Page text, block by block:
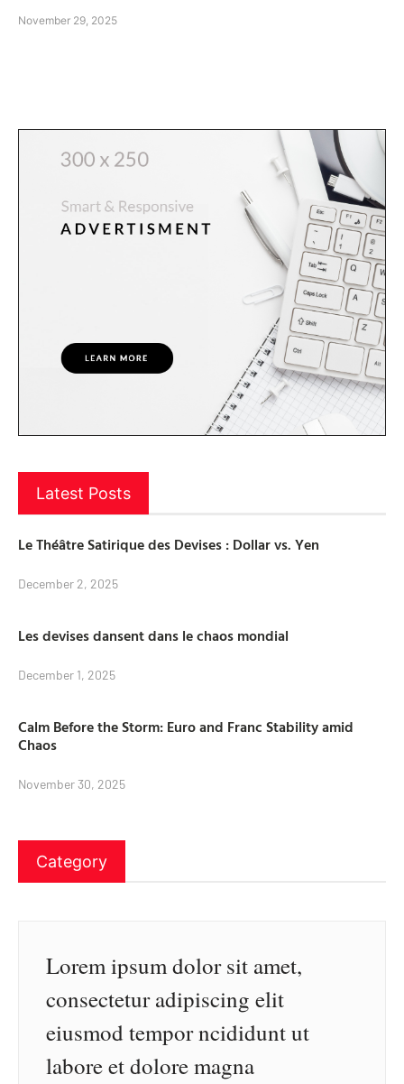
November 29, 2025
Latest Posts
Le Théâtre Satirique des Devises : Dollar vs. Yen
December 2, 2025
Les devises dansent dans le chaos mondial
December 1, 2025
Calm Before the Storm: Euro and Franc Stability amid
Chaos
November 30, 2025
Category
Lorem ipsum dolor sit amet,
consectetur adipiscing elit
eiusmod tempor ncididunt ut
labore et dolore magna